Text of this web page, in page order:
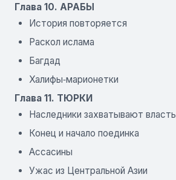
Глава 10. АРАБЫ
История повторяется
Раскол ислама
Багдад
Халифы‑марионетки
Глава 11. ТЮРКИ
Наследники захватывают власть
Конец и начало поединка
Ассасины
Ужас из Центральной Азии